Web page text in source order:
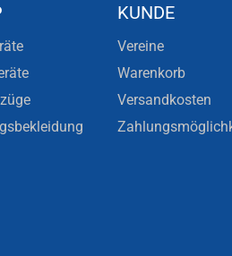
KUNDE
Vereine
Warenkorb
Versandkosten